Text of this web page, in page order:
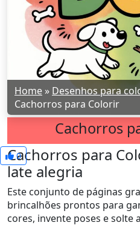
Home » Desenhos para
Cachorros para Colorir
Cachorros
0
Cachorros para
late alegria
Este conjunto de páginas
brincalhões prontos para
cores, invente poses e solte